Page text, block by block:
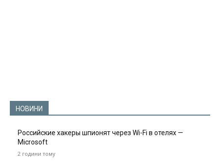
НОВИНИ
Российские хакеры шпионят через Wi-Fi в отелях —
Microsoft
2 години тому